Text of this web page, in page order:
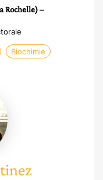
Rochelle) –
Biochimie